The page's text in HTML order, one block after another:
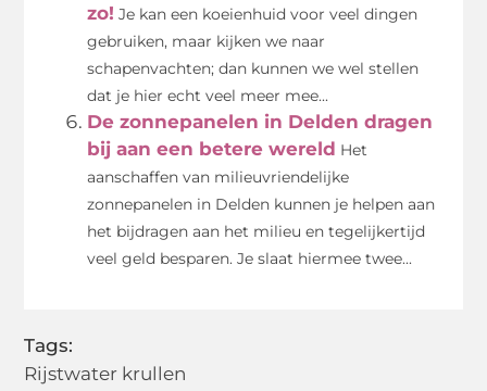
zo! Je kan een koeienhuid voor veel dingen
gebruiken, maar kijken we naar
schapenvachten; dan kunnen we wel stellen
dat je hier echt veel meer mee...
De zonnepanelen in Delden dragen
bij aan een betere wereld Het
aanschaffen van milieuvriendelijke
zonnepanelen in Delden kunnen je helpen aan
het bijdragen aan het milieu en tegelijkertijd
veel geld besparen. Je slaat hiermee twee...
Tags:
Rijstwater krullen